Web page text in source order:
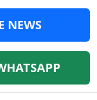
NEWS